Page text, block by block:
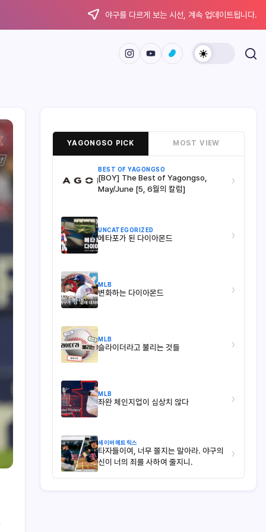
야구를 다르게 보는 시선, 계속 업데이트됩니다.
YAGONGSO PICK MOST VIEW
BEST OF YAGONGSO
[BOY] The Best of Yagongso,
May/June [5, 6월의 칼럼]
›
UNCATEGORIZED
메타포가 된 다이아몬드 ›
MLB
변화하는 다이아몬드 ›
MLB
슬라이더라고 불리는 것들 ›
MLB
좌완 체인지업이 심상치 않다 ›
세이버메트릭스
타자들이여, 너무 쫄지는 말아라. 야구의
신이 너의 죄를 사하여 줄지니.
›